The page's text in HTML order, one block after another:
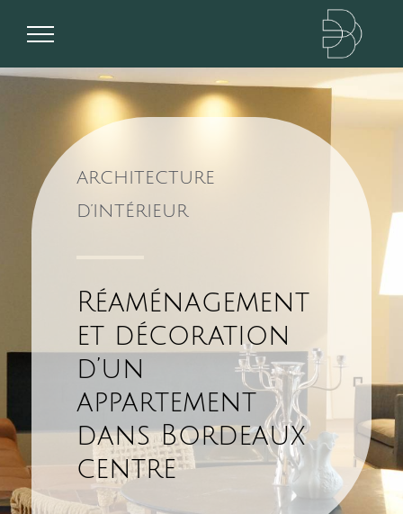
contenu
ARCHITECTURE
D’INTÉRIEUR
Réaménagement
et décoration
d’un
appartement
dans Bordeaux
centre